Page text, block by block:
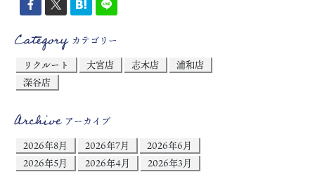
Categoryカテゴリー
リクルート
大宮店 志木店
浦和店
深谷店
Archiveアーカイブ
2026年8月
2026年7月
2026年6月
2026年5月
2026年4月
2026年3月